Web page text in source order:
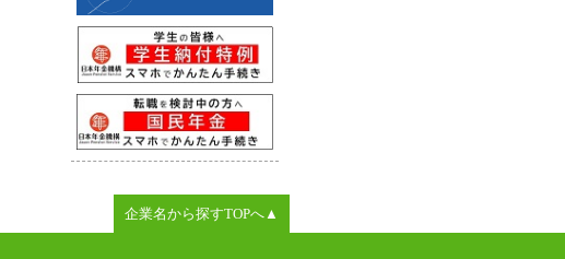
企業名から探すTOPへ▲